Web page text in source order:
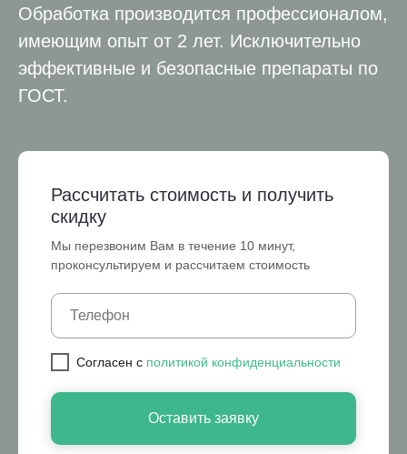
Обработка производится профессионалом,
имеющим опыт от 2 лет. Исключительно
эффективные и безопасные препараты по
ГОСТ.
Рассчитать стоимость и получить
скидку
Мы перезвоним Вам в течение 10 минут,
проконсультируем и рассчитаем стоимость
Cогласен с политикой конфиденциальности
Оставить заявку